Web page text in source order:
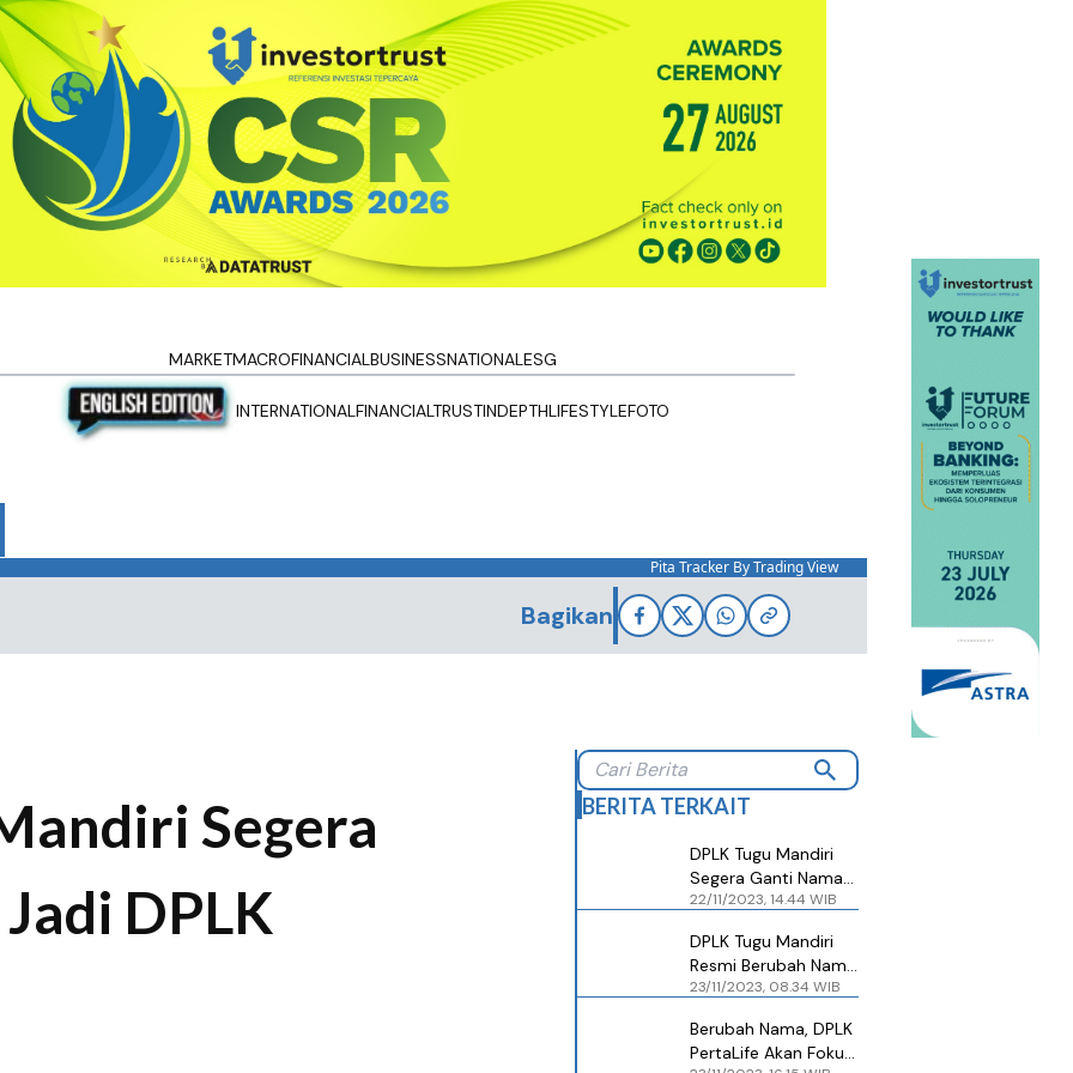
MARKETMACROFINANCIALBUSINESSNATIONALESG
INTERNATIONALFINANCIALTRUSTINDEPTHLIFESTYLEFOTO
Pita Tracker By Trading View
Bagikan
Segera
DPLK
BERITA TERKAIT
DPLK Tugu Mandiri
Segera Ganti Nama
Jadi DPLK PertaLife
22/11/2023, 14.44 WIB
DPLK Tugu Mandiri
Resmi Berubah Nama
Jadi DPLK PertaLife
23/11/2023, 08.34 WIB
Berubah Nama, DPLK
PertaLife Akan Fokus